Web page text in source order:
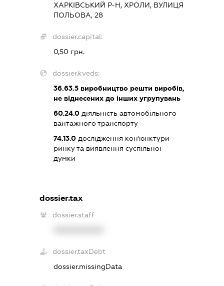
ХАРКІВСЬКИЙ Р-Н, ХРОЛИ, ВУЛИЦЯ
ПОЛЬОВА, 28
dossier.capital:
0,50 грн.
dossier.kveds:
36.63.5виробництво решти виробів,
не віднесених до інших угрупувань
60.24.0діяльність автомобільного
вантажного транспорту
74.13.0дослідження кон'юнктури
ринку та виявлення суспільної
думки
dossier.tax
dossier.staff
dossier.taxDebt
dossier.missingData